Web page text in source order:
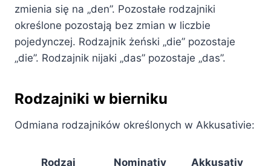
zmienia się na „den”. Pozostałe rodzajniki
określone pozostają bez zmian w liczbie
pojedynczej. Rodzajnik żeński „die” pozostaje
„die”. Rodzajnik nijaki „das” pozostaje „das”.
Rodzajniki w bierniku
Odmiana rodzajników określonych w Akkusativie:
Rodzaj Nominativ
Akkusativ